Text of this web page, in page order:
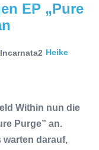
EP „Pure
Heike
Within nun die
Purge” an.
warten darauf,